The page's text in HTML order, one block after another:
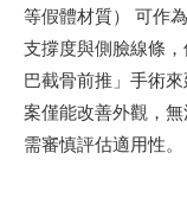
等假體材質） 可作
支撐度與側臉線條
巴截骨前推」手術
案僅能改善外觀，
需審慎評估適用性。